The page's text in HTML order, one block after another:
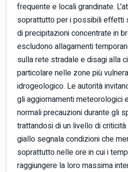
frequente e locali grandinate.
soprattutto per i possibili effetti
di precipitazioni concentrate in
escludono allagamenti
sulla rete stradale e disagi alla
particolare nelle zone più
idrogeologico. Le autorità
gli aggiornamenti meteorologici
normali precauzioni durante gli
trattandosi di un livello di
giallo segnala condizioni che
soprattutto nelle ore in cui i
raggiungere la loro massima